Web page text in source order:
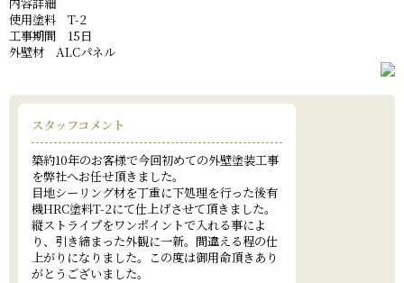
使用塗料 T-2
工事期間 15日
外壁材 ALCパネル
スタッフコメント
築約10年のお客様で今回初めての外壁塗装工事
を弊社へお任せ頂きました。
目地シーリング材を丁重に下処理を行った後有
機HRC塗料T-2にて仕上げさせて頂きました。
縦ストライプをワンポイントで入れる事によ
り、引き締まった外観に一新。間違える程の仕
上がりになりました。この度は御用命頂きあり
がとうございました。